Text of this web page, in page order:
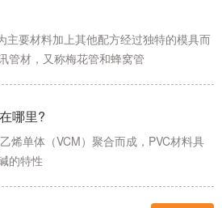
主要材料加上其他配方经过独特的模具而
管材，又称梅花管和蜂窝管
哪里?
烯单体（VCM）聚合而成，PVC材料具
的特性